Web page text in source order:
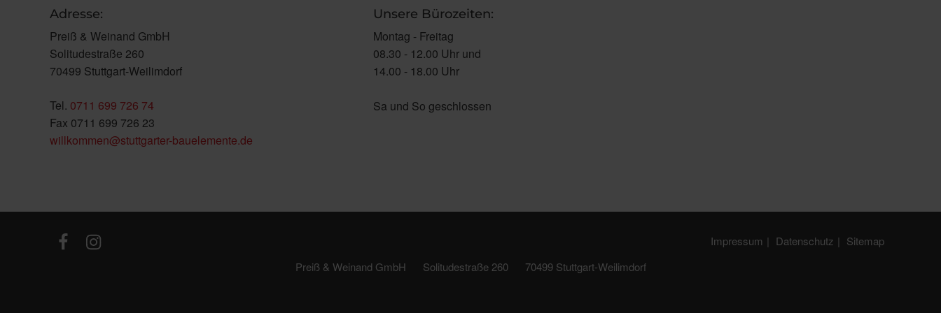
Adresse:
Preiß & Weinand GmbH
Solitudestraße 260
70499 Stuttgart-Weilimdorf
Tel. 0711 699 726 74
Fax 0711 699 726 23
willkommen@stuttgarter-bauelemente.de
Unsere Bürozeiten:
Montag - Freitag
08.30 - 12.00 Uhr und
14.00 - 18.00 Uhr
Sa und So geschlossen
Impressum Datenschutz
Sitemap
Preiß & Weinand GmbH
Solitudestraße 260 70499 Stuttgart-Weilimdorf